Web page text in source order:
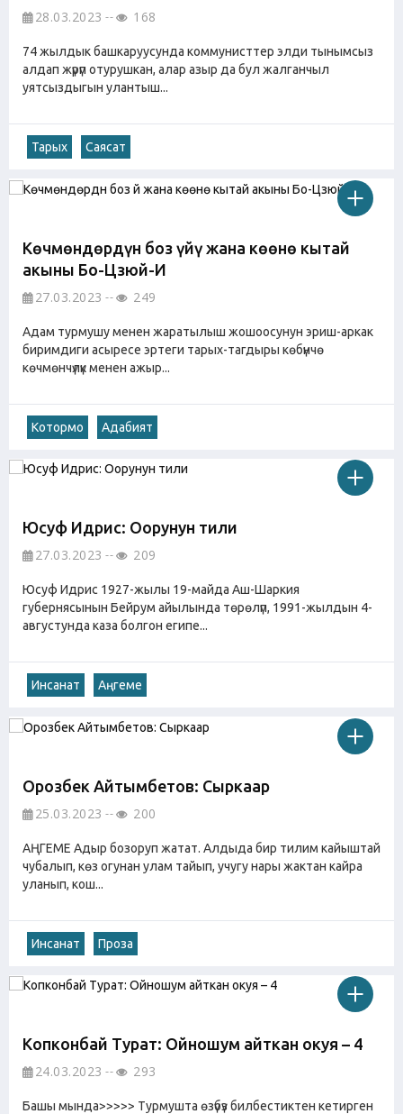
28.03.2023 168
74 жылдык башкаруусунда коммунисттер элди тынымсыз
алдап жүрүп отурушкан, алар азыр да бул жалганчыл
уятсыздыгын улантыш...
Тарых Саясат
Көчмөндөрдүн боз үйү жана көөнө кытай
акыны Бо-Цзюй-И
27.03.2023 249
Адам турмушу менен жаратылыш жошоосунун эриш-аркак
биримдиги асыресе эртеги тарых-тагдыры көбүнчө
көчмөнчүлүк менен ажыр...
Котормо Адабият
Юсуф Идрис: Оорунун тили
27.03.2023 209
Юсуф Идрис 1927-жылы 19-майда Аш-Шаркия
губернясынын Бейрум айылында төрөлүп, 1991-жылдын 4-
августунда каза болгон египе...
Инсанат Аңгеме
Орозбек Айтымбетов: Сыркаар
25.03.2023 200
АҢГЕМЕ Адыр бозоруп жатат. Алдыда бир тилим кайыштай
чубалып, көз огунан улам тайып, учугу нары жактан кайра
уланып, кош...
Инсанат Проза
Копконбай Турат: Ойношум айткан окуя – 4
24.03.2023 293
Башы мында>>>>> Турмушта өзүбүз билбестиктен кетирген